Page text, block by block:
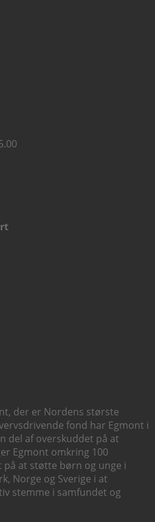
der er Nordens største
fond har Egmont i
del af overskuddet på at
Egmont omkring 100
at støtte børn og unge i
Norge og Sverige i at
stemme i samfundet og